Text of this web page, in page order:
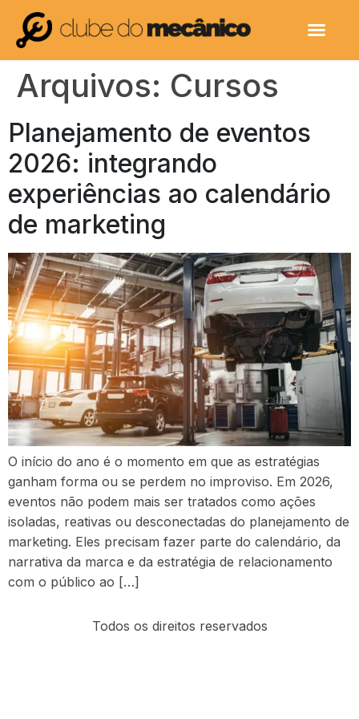
Arquivos: Cursos
Planejamento de eventos
2026: integrando
experiências ao calendário
de marketing
O início do ano é o momento em que as estratégias
ganham forma ou se perdem no improviso. Em 2026,
eventos não podem mais ser tratados como ações
isoladas, reativas ou desconectadas do planejamento de
marketing. Eles precisam fazer parte do calendário, da
narrativa da marca e da estratégia de relacionamento
com o público ao […]
Todos os direitos reservados